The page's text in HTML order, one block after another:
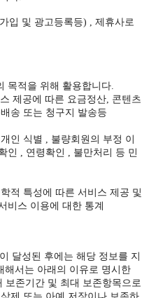
입 및 광고등록등) , 제휴사로
목적을 위해 활용합니다.
제공에 따른 요금정산, 콘텐츠
송 또는 청구지 발송등
인 식별 , 불량회원의 부정 이
인 , 연령확인 , 불만처리 등 민
적 특성에 따른 서비스 제공 및
비스 이용에 대한 통계
달성된 후에는 해당 정보를 지
해서는 아래의 이유로 명시한
보존기간 및 최대 보존항목으로